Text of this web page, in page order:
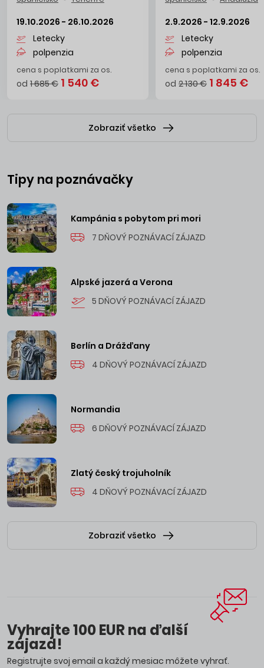
19.10.2026 - 26.10.2026
Letecky
polpenzia
cena s poplatkami za os.
od 1 685 € 1 540 €
2.9.2026 - 12.9.2026
Letecky
polpenzia
cena s poplatkami za os.
od 2 130 € 1 845 €
Zobraziť všetko
Tipy na poznávačky
Kampánia s pobytom pri mori
7 DŇOVÝ POZNÁVACÍ ZÁJAZD
Alpské jazerá a Verona
5 DŇOVÝ POZNÁVACÍ ZÁJAZD
Berlín a Drážďany
4 DŇOVÝ POZNÁVACÍ ZÁJAZD
Normandia
6 DŇOVÝ POZNÁVACÍ ZÁJAZD
Zlatý český trojuholník
4 DŇOVÝ POZNÁVACÍ ZÁJAZD
Zobraziť všetko
Vyhrajte 100 EUR na ďalší
zájazd!
Registrujte svoj email a každý mesiac môžete vyhrať.